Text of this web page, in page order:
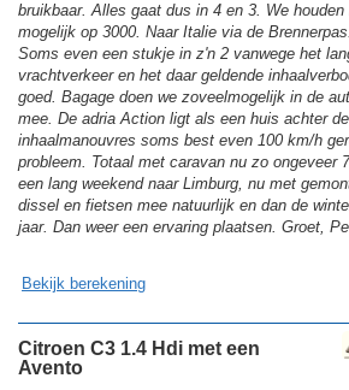
bruikbaar. Alles gaat dus in 4 en 3. We
mogelijk op 3000. Naar Italie via de
Soms even een stukje in z'n 2 vanwege het
vrachtverkeer en het daar geldende
goed. Bagage doen we zoveelmogelijk in de
mee. De adria Action ligt als een huis achter
inhaalmanouvres soms best even 100 km/h
probleem. Totaal met caravan nu zo ongeveer
een lang weekend naar Limburg, nu met
dissel en fietsen mee natuurlijk en dan de
jaar. Dan weer een ervaring plaatsen. Groet,
Bekijk berekening
Citroen C3 1.4 Hdi met een
Avento